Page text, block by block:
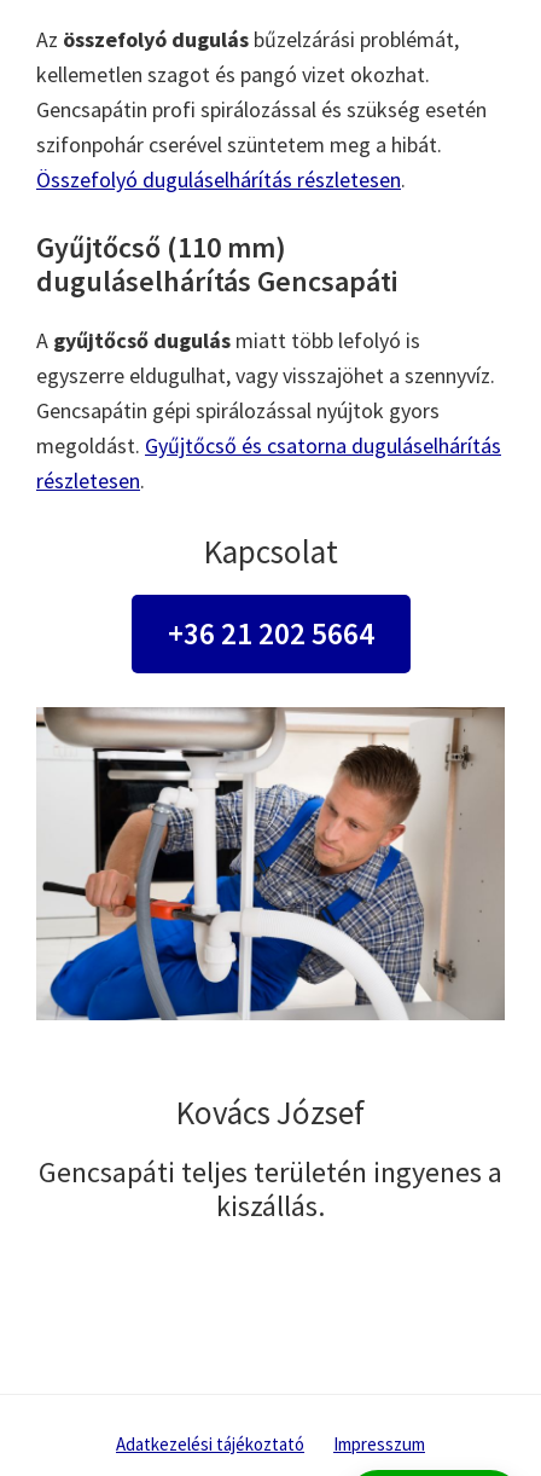
Az összefolyó dugulás bűzelzárási problémát,
kellemetlen szagot és pangó vizet okozhat.
Gencsapátin profi spirálozással és szükség esetén
szifonpohár cserével szüntetem meg a hibát.
Összefolyó duguláselhárítás részletesen.
Gyűjtőcső (110 mm)
duguláselhárítás Gencsapáti
A gyűjtőcső dugulás miatt több lefolyó is
egyszerre eldugulhat, vagy visszajöhet a szennyvíz.
Gencsapátin gépi spirálozással nyújtok gyors
megoldást. Gyűjtőcső és csatorna duguláselhárítás
részletesen.
Kapcsolat
+36 21 202 5664
Kovács József
Gencsapáti teljes területén ingyenes a
kiszállás.
Adatkezelési tájékoztató Impresszum